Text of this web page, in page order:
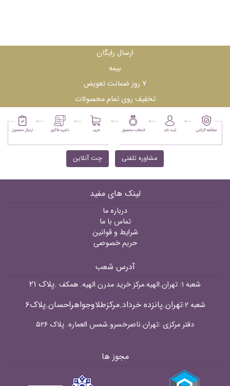
ارسال رایگان
بیمه
۷ روز ضمانت تعویض
تخفیف روی تمام محصولات
مشاوره تلفنی چت آنلاین
لینک های مفید
درباره ما
تماس با ما
شرایط و قوانین
حریم خصوصی
آدرس شعب
شعبه ۱: تهران.الهیه.مرکز خرید مدرن الهیه. همکف .پلاک ۲۱
شعبه ۲: تهران.پانزده خرداد.مرکزطلاوجواهراحسان.پلاک۶
دفتر مرکزی :تهران.ناصرخسرو.شمس العماره. پلاک ۵۲۶
مجوز ها